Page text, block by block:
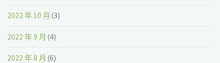
2022 年 10 月 (3)
2022 年 9 月 (4)
2022 年 8 月 (6)